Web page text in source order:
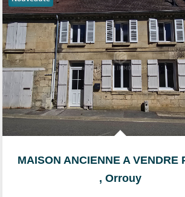
, Orrouy